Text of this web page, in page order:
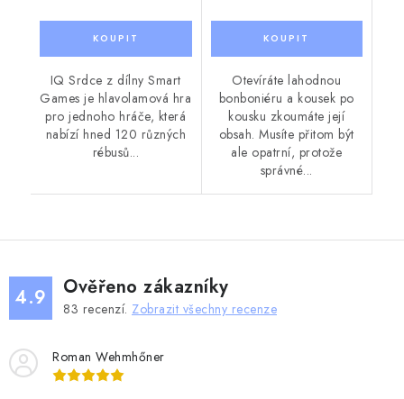
IQ Srdce z dílny Smart
Games je hlavolamová hra
pro jednoho hráče, která
nabízí hned 120 různých
rébusů...
Otevíráte lahodnou
bonboniéru a kousek po
kousku zkoumáte její
obsah. Musíte přitom být
ale opatrní, protože
správné...
4.9 Ověřeno zákazníky
83 recenzí. Zobrazit všechny recenze
Roman Wehmhőner